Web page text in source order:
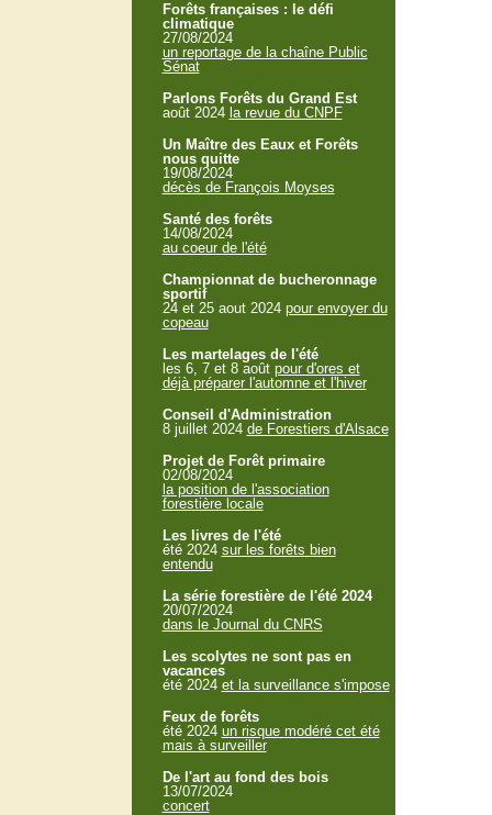
Forêts françaises : le défi
climatique
27/08/2024
un reportage de la chaîne Public
Sénat
Parlons Forêts du Grand Est
août 2024 la revue du CNPF
Un Maître des Eaux et Forêts
nous quitte
19/08/2024
décès de François Moyses
Santé des forêts
14/08/2024
au coeur de l'été
Championnat de bucheronnage
sportif
24 et 25 aout 2024 pour envoyer du
copeau
Les martelages de l'été
les 6, 7 et 8 août pour d'ores et
déjà préparer l'automne et l'hiver
Conseil d'Administration
8 juillet 2024 de Forestiers d'Alsace
Projet de Forêt primaire
02/08/2024
la position de l'association
forestière locale
Les livres de l'été
été 2024 sur les forêts bien
entendu
La série forestière de l'été 2024
20/07/2024
dans le Journal du CNRS
Les scolytes ne sont pas en
vacances
été 2024 et la surveillance s'impose
Feux de forêts
été 2024 un risque modéré cet été
mais à surveiller
De l'art au fond des bois
13/07/2024
concert